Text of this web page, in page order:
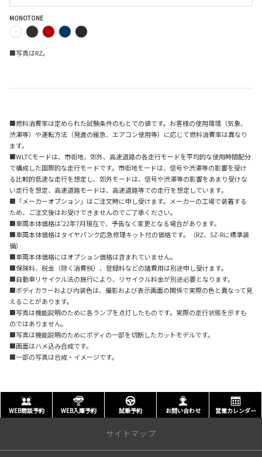
MONOTONE
■写真はRZ。
■燃料消費率は定められた試験条件のもとでの値です。お客様の使用環境（気象、
渋滞等）や運転方法（発進の緩急、エアコン使用等）に応じて燃料消費率は異なり
ます。
■WLTCモードは、市街地、郊外、高速道路の各走行モードを平均的な使用時間配分
で構成した国際的な走行モードです。市街地モードは、信号や渋滞等の影響を受け
る比較的低速な走行を想定し、郊外モードは、信号や渋滞等の影響をあまり受けな
い走行を想定、高速道路モードは、高速道路等での走行を想定しています。
■「メーカーオプション」はご注文時に申し受けます。メーカーの工場で装着する
ため、ご注文後はお受けできませんのでご了承ください。
■車両本体価格は’22年7月現在で、予告なく変更となる場合があります。
■車両本体価格はタイヤパンク応急修理キット付の価格です。（RZ、SZ-Rに標準装
備）
■車両本体価格にはオプション価格は含まれていません。
■保険料、税金（除く消費税）、登録料などの諸費用は別途申し受けます。
■自動車リサイクル法の施行により、リサイクル料金が別途必要となります。
■ボディカラーおよび内装色は、撮影および表示画面の関係で実際の色と異なって見
えることがあります。
■写真は機能説明のために各ランプを点灯したものです。実際の走行状態を示すも
のではありません。
■写真は機能説明のためにボディの一部を切断したカットモデルです。
■画面はハメ込み合成です。
■一部の写真は合成・イメージです。
WEB商談予約 WEB入庫予約 試乗予約 お問い合わせ 営業カレンダー
サイトマップ